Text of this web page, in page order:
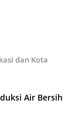
dan Kota
Air Bersih